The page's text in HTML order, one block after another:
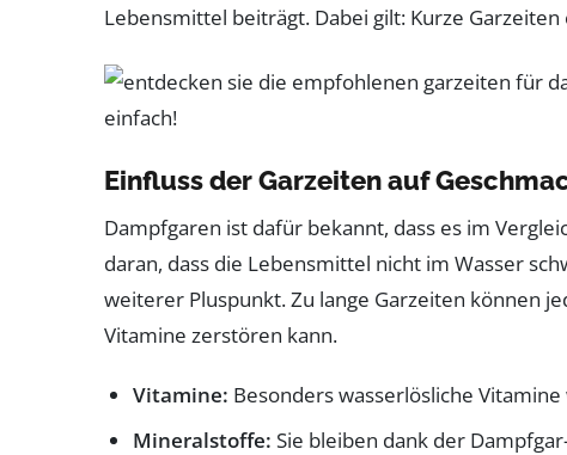
Lebensmittel beiträgt. Dabei gilt: Kurze
Einfluss der Garzeiten auf
Dampfgaren ist dafür bekannt, dass es im
daran, dass die Lebensmittel nicht im Wasser
weiterer Pluspunkt. Zu lange Garzeiten können
Vitamine zerstören kann.
Vitamine: Besonders wasserlösliche
Mineralstoffe: Sie bleiben dank der